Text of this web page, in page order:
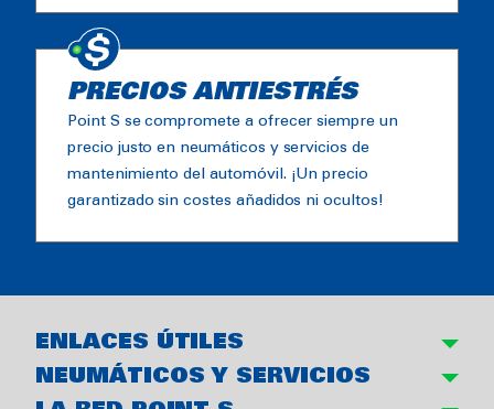
PRECIOS ANTIESTRÉS
Point S se compromete a ofrecer siempre un
precio justo en neumáticos y servicios de
mantenimiento del automóvil. ¡Un precio
garantizado sin costes añadidos ni ocultos!
ENLACES ÚTILES
NEUMÁTICOS Y SERVICIOS